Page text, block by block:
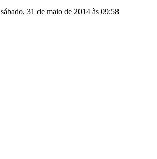
sábado, 31 de maio de 2014 às 09:58